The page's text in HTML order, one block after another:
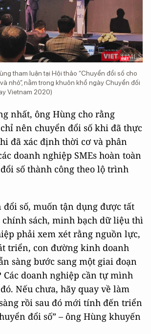
tham luận tại Hội thảo “Chuyển đổi số cho
nhỏ”, nằm trong khuôn khổ ngày Chuyển đối
Vietnam 2020)
nhất, ông Hùng cho rằng
nên chuyển đổi số khi đã thực
đã xác định thời cơ và phân
doanh nghiệp SMEs hoàn toàn
số thành công theo lộ trình
đổi số, muốn tận dụng được tất
chính sách, minh bạch dữ liệu thì
phải xem xét rằng nguồn lực,
triển, con đường kinh doanh
sàng bước sang một giai đoạn
Các doanh nghiệp cần tự mình
Nếu chưa, hãy quay về làm
rồi sau đó mới tính đến triển
đổi số” – ông Hùng khuyến